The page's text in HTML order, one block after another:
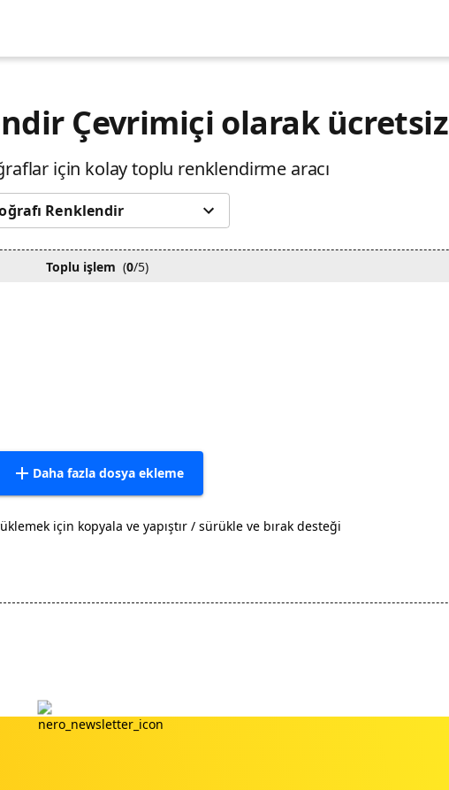
Çevrimiçi olarak ücretsiz
için kolay toplu renklendirme aracı
Renklendir
Toplu işlem (0/5)
Daha fazla dosya ekleme
için kopyala ve yapıştır / sürükle ve bırak desteği